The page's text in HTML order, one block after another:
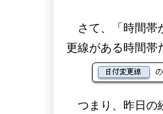
さて、「時間帯
更線がある時間帯
つまり、昨日の